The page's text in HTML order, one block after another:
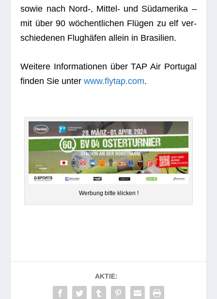
sowie nach Nord‑, Mit­tel- und Süd­ame­rika –
mit über 90 wöchent­li­chen Flü­gen zu elf ver­
schie­de­nen Flug­hä­fen allein in Brasilien.
Wei­tere Infor­ma­tio­nen über TAP Air Por­tu­gal
fin­den Sie unterwww.flytap.com.
Wer­bung bitte klicken !
AKTIE: